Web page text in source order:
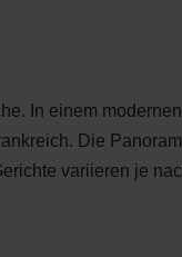
In einem
Die
variieren je